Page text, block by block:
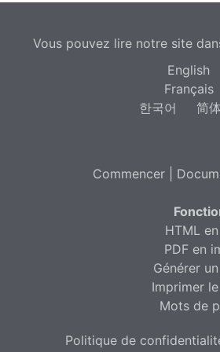
Vous pouvez lire notre site
English
Français
한국어
简
Commencer
HTML
PDF en
Générer
Imprimer
Mots de
Politique de